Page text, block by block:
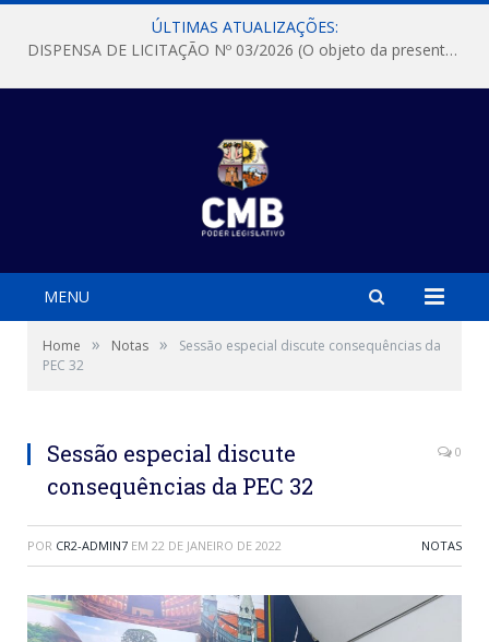
ÚLTIMAS ATUALIZAÇÕES:
DISPENSA DE LICITAÇÃO Nº 03/2026 (O objeto da presente dispensa é a escolha da proposta mais vantajosa para a aquisição, de aparelhos de ar condicionado, tipo Split, com material de instalação e fogão industrial, conforme condições, quantidades e exigências estabelecidas no termo de referencia e neste aviso de contratação direta e seus anexos)
MENU
Home » Notas »
Sessão especial discute consequências da
PEC 32
Sessão especial discute
consequências da PEC 32
0
POR CR2-ADMIN7 EM 22 DE JANEIRO DE 2022 NOTAS